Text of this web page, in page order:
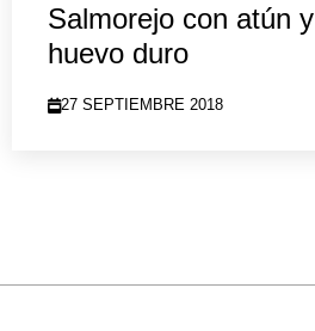
Salmorejo con atún y
huevo duro
27 SEPTIEMBRE 2018